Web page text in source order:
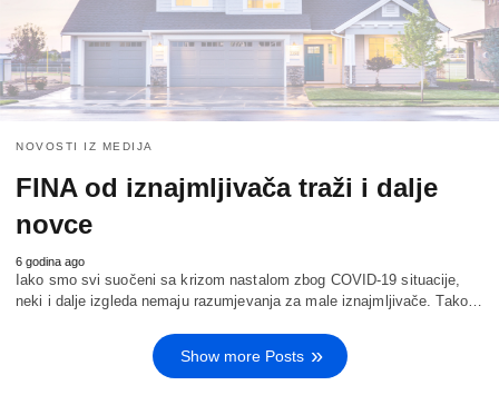
NOVOSTI IZ MEDIJA
FINA od iznajmljivača traži i dalje
novce
6 godina ago
Iako smo svi suočeni sa krizom nastalom zbog COVID-19 situacije,
neki i dalje izgleda nemaju razumjevanja za male iznajmljivače. Tako…
Show more Posts